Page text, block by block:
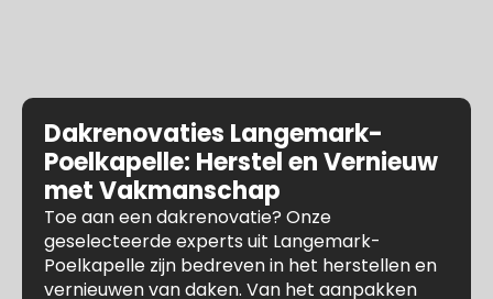
Dakrenovaties Langemark-
Poelkapelle: Herstel en Vernieuw
met Vakmanschap
Toe aan een dakrenovatie? Onze
geselecteerde experts uit Langemark-
Poelkapelle zijn bedreven in het herstellen en
vernieuwen van daken. Van het aanpakken